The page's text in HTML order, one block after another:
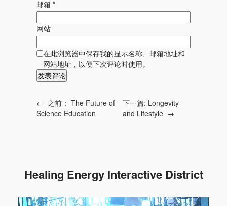
邮箱 *
网站
在此浏览器中保存我的显示名称、邮箱地址和
网站地址，以便下次评论时使用。
← 之前： The Future of
Science Education
下一篇: Longevity
and Lifestyle →
Healing Energy Interactive District